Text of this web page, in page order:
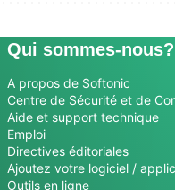
Qui sommes-nous?
A propos de Softonic
Centre de Sécurité et de
Aide et support technique
Emploi
Directives éditoriales
Ajoutez votre logiciel /
Outils en ligne